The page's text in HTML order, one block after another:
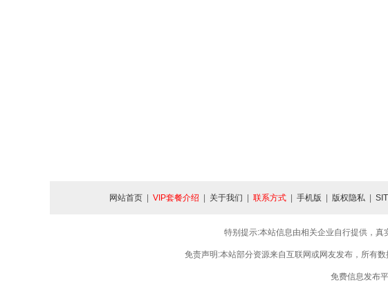
网站首页 VIP套餐介绍 关于我们 联系方式 手机版 版权隐私
特别提示:本站信息由相关企业自行提供，
免责声明:本站部分资源来自互联网或网友发布，所有
免费信息发布